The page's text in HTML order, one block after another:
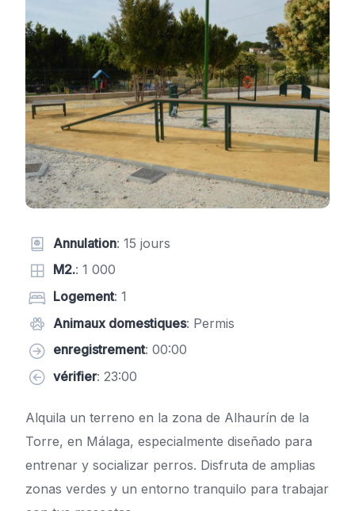
Annulation: 15 jours
M2.: 1 000
Logement: 1
Animaux domestiques: Permis
enregistrement: 00:00
vérifier: 23:00
Alquila un terreno en la zona de Alhaurín de la
Torre, en Málaga, especialmente diseñado para
entrenar y socializar perros. Disfruta de amplias
zonas verdes y un entorno tranquilo para trabajar